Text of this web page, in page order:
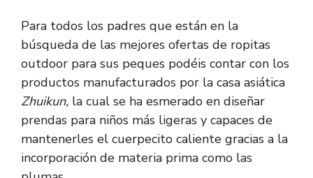
Para todos los padres que están en la
búsqueda de las mejores ofertas de ropitas
outdoor para sus peques podéis contar con los
productos manufacturados por la casa asiática
Zhuikun, la cual se ha esmerado en diseñar
prendas para niños más ligeras y capaces de
mantenerles el cuerpecito caliente gracias a la
incorporación de materia prima como las